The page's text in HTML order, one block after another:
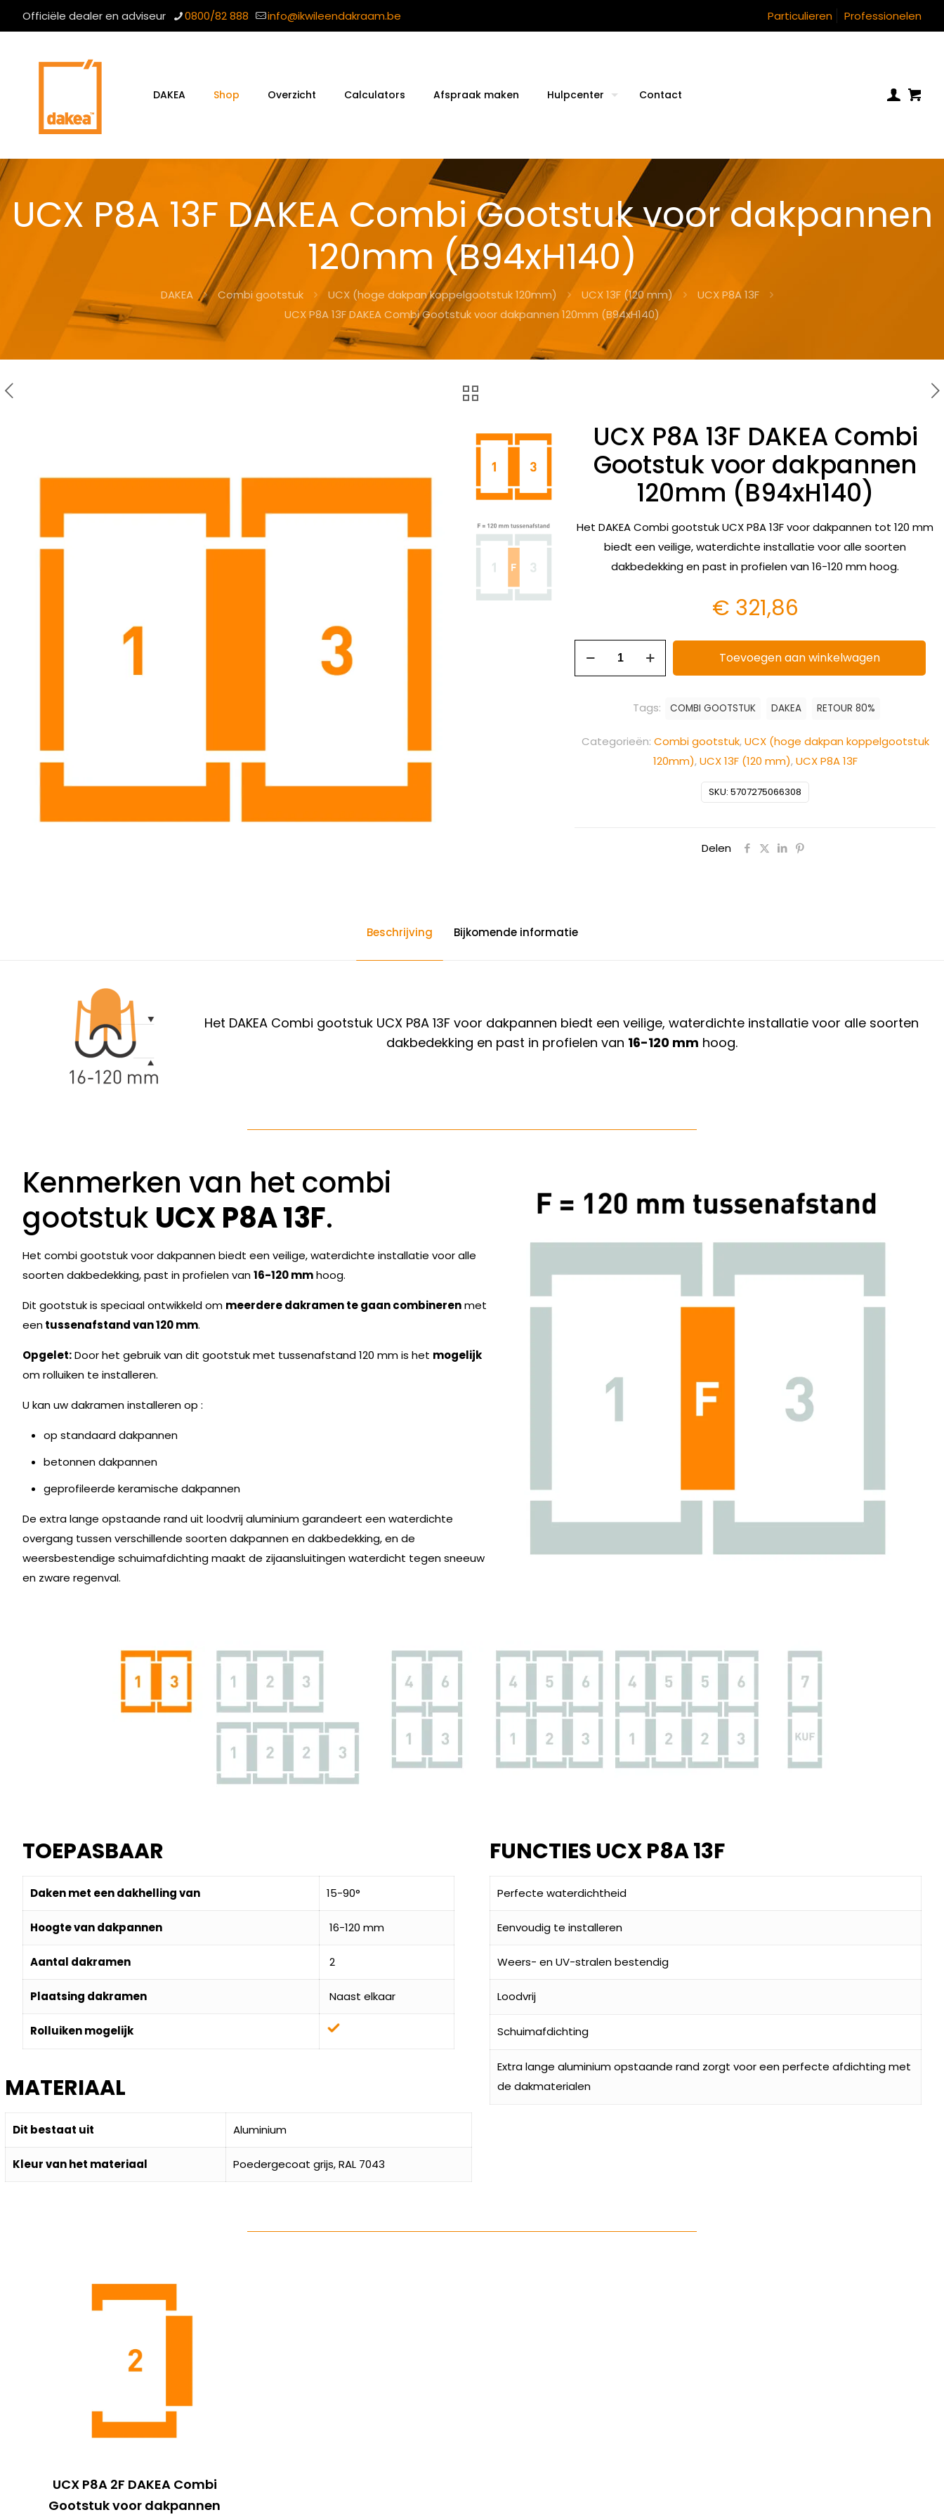
Officiële dealer en adviseur 0800/82 888 info@ikwileendakraam.be Particulieren Professionelen
DAKEA Shop Overzicht Calculators Afspraak maken Hulpcenter Contact
UCX P8A 13F DAKEA Combi Gootstuk voor dakpannen
120mm (B94xH140)
DAKEA Combi gootstuk UCX (hoge dakpan koppelgootstuk 120mm) UCX 13F (120 mm)
UCX P8A 13F
UCX P8A 13F DAKEA Combi Gootstuk voor dakpannen 120mm (B94xH140)
UCX P8A 13F DAKEA Combi
Gootstuk voor dakpannen
120mm (B94xH140)
Het DAKEA Combi gootstuk UCX P8A 13F voor dakpannen tot 120 mm
biedt een veilige, waterdichte installatie voor alle soorten
dakbedekking en past in profielen van 16-120 mm hoog.
€ 321,86
Toevoegen aan winkelwagen
SKU:5707275066308
Categorieën: Combi gootstuk,UCX (hoge dakpan koppelgootstuk
120mm),UCX 13F (120 mm),UCX P8A 13F
Tags: COMBI GOOTSTUK DAKEA RETOUR 80%
Delen
Beschrijving Bijkomende informatie
Het DAKEA Combi gootstuk UCX P8A 13F voor dakpannen biedt een veilige, waterdichte installatie voor alle soorten
dakbedekking en past in profielen van 16-120 mm hoog.
Kenmerken van het combi
gootstuk UCX P8A 13F.
Het combi gootstuk voor dakpannen biedt een veilige, waterdichte installatie voor alle
soorten dakbedekking, past in profielen van16-120 mmhoog.
Dit gootstuk is speciaal ontwikkeld om meerdere dakramen te gaan combinerenmet
eentussenafstand van 120 mm.
Opgelet:Door het gebruik van dit gootstuk met tussenafstand 120 mm is het mogelijk
om rolluiken te installeren.
U kan uw dakramen installeren op :
op standaard dakpannen
betonnen dakpannen
geprofileerde keramische dakpannen
De extra lange opstaande rand uit loodvrij aluminium garandeert een waterdichte
overgang tussen verschillende soorten dakpannen en dakbedekking, en de
weersbestendige schuimafdichting maakt de zijaansluitingen waterdicht tegen sneeuw
en zware regenval.
TOEPASBAAR
Daken met een dakhelling van 15-90°
Hoogte van dakpannen 16-120 mm
Aantal dakramen 2
Plaatsing dakramen Naast elkaar
Rolluiken mogelijk
MATERIAAL
Dit bestaat uit Aluminium
Kleur van het materiaal Poedergecoat grijs, RAL 7043
FUNCTIES UCX P8A 13F
Perfecte waterdichtheid
Eenvoudig te installeren
Weers- en UV-stralen bestendig
Loodvrij
Schuimafdichting
Extra lange aluminium opstaande rand zorgt voor een perfecte afdichting met
de dakmaterialen
UCX P8A 2F DAKEA Combi
Gootstuk voor dakpannen